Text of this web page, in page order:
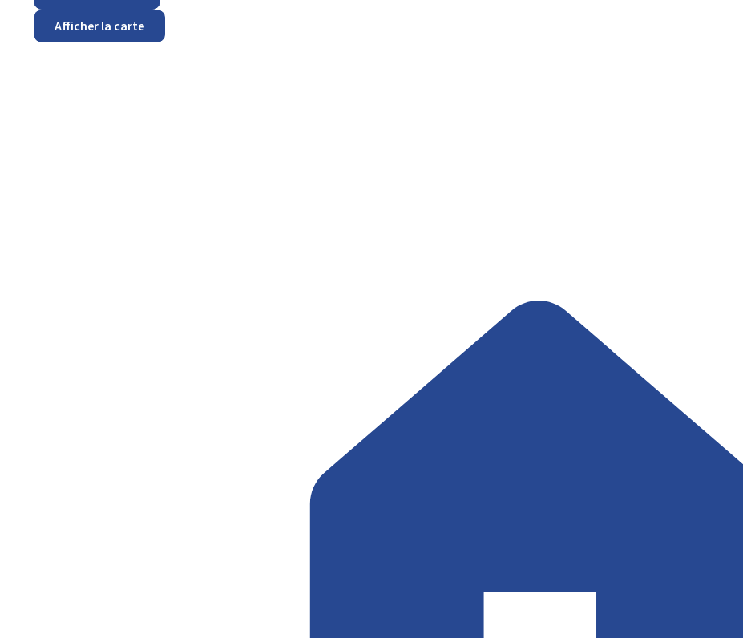
Afficher la carte